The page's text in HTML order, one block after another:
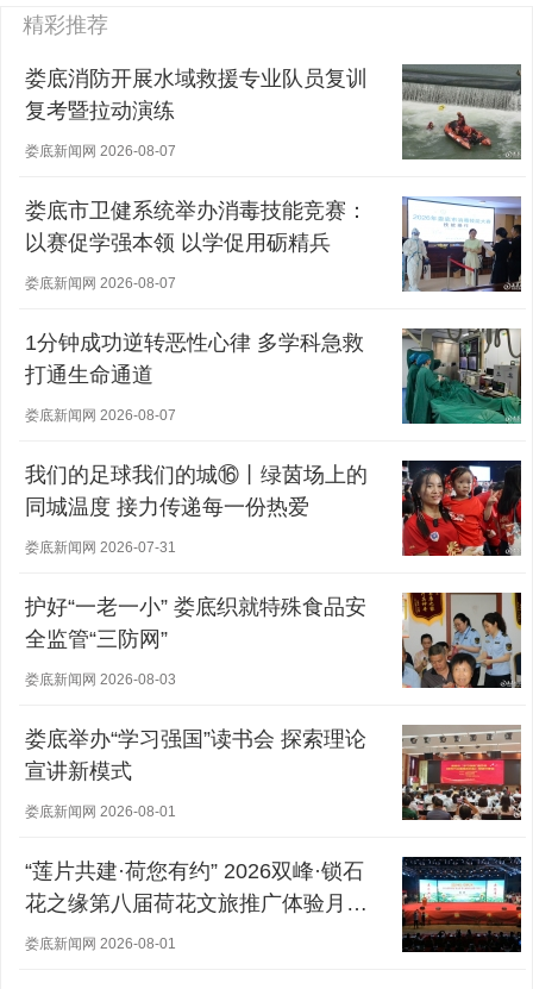
精彩推荐
娄底消防开展水域救援专业队员复训
复考暨拉动演练
娄底新闻网 2026-08-07
娄底市卫健系统举办消毒技能竞赛：
以赛促学强本领 以学促用砺精兵
娄底新闻网 2026-08-07
1分钟成功逆转恶性心律 多学科急救
打通生命通道
娄底新闻网 2026-08-07
我们的足球我们的城⑯丨绿茵场上的
同城温度 接力传递每一份热爱
娄底新闻网 2026-07-31
护好“一老一小” 娄底织就特殊食品安
全监管“三防网”
娄底新闻网 2026-08-03
娄底举办“学习强国”读书会 探索理论
宣讲新模式
娄底新闻网 2026-08-01
“莲片共建·荷您有约” 2026双峰·锁石
花之缘第八届荷花文旅推广体验月盛
大开幕
娄底新闻网 2026-08-01